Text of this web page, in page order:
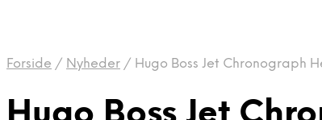
Forside / Nyheder / Hugo Boss Jet Chronograph